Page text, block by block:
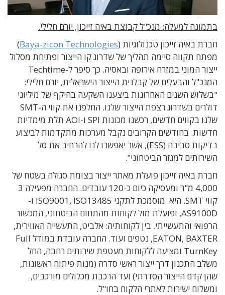
בתמונה למעלה: מנכ"ל קבוצת באיה זייכון, יורם חלילי.
חברת באיה זייכון טכנולוגיות (Baya-zicon Technologies
)
מפתח תקווה סיימה תהליך של שדרוג קו הייצור ופתיחת מסלול
ייצור המוני במזרח אירופה ובאסיה. כך סיפר ל-Techtime
המנכ"ל והבעלים של קבלנית הייצור הישראלית, יורם חלילי:
"בשלוש השנים האחרונות ביצענו השקעה בהיקף של מיליוני
דולרים בשדרוג רצפת הייצור שלנו. החלפנו את קווי ה-SMT
שלנו בקווים חדשים, רכשנו מכונות SPI ו-AOI תלת מימדיות
חדשות. בחודשים הקרובים נקבל מערכות מתקדמות לביצוע
בדיקות סביבה (ESS), אשר יאפשרו לנו להרחיב את סל
השירותים למגזר הביטחוני".
חברת באיה זייכון פועלת מאתר ייצור בצומת סגולה בשטח של
4,000 מ"ר ומעסיקה כיום כ-120 עובדים. החברה מפעילה 3
קווי SMT. היא מוסמכת לתקני
ISO9001, ISO13485 ו-
AS9100D, ופועלת מול לקוחות מהתחום הביטחוני, המכשור
הרפואי והתעשייתי. בין לקוחותיה: אלביט, התעשייה האווירית,
EATON, BAXTER, נטפים ועוד. החברה עובדת במודל Full
TurnKey ומציעה ללקוחות מעטפת שירותים רחבה, החל
משלב התכנון דרך ייצור ראשי סדרה (מנות פיתוח ראשונות,
שהן קדם הייצור הסדרתי) ועד הרכבת מכלולים מורכבים,
ומשלוח ישירות לאתרי הלקוח בחו"ל.